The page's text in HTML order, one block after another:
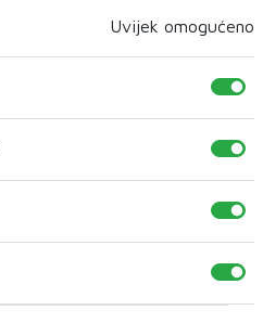
Uvijek omogućeno